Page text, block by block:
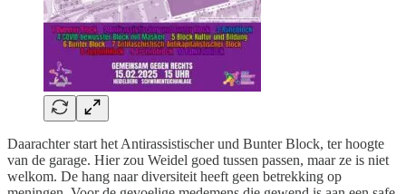
Daarachter start het Antirassistischer und Bunter Block, ter hoogte
van de garage. Hier zou Weidel goed tussen passen, maar ze is niet
welkom. De hang naar diversiteit heeft geen betrekking op